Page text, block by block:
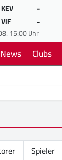
KEV -
VIF -
15:00 Uhr
News Clubs
Spieler